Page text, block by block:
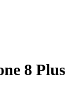
8 Plus